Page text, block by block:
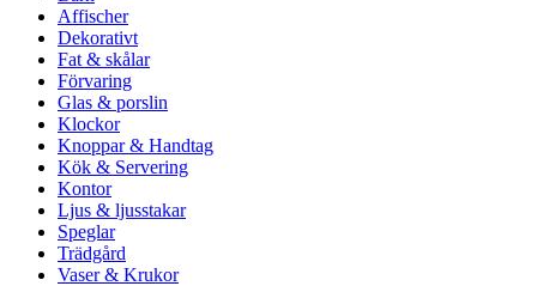
Affischer
Dekorativt
Fat & skålar
Förvaring
Glas & porslin
Klockor
Knoppar & Handtag
Kök & Servering
Kontor
Ljus & ljusstakar
Speglar
Trädgård
Vaser & Krukor